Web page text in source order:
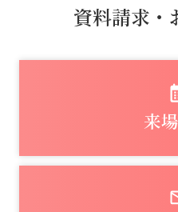
資料請求・
来